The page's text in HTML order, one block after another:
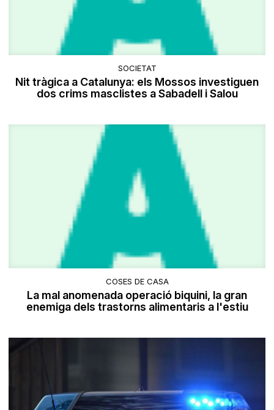
SOCIETAT
Nit tràgica a Catalunya: els Mossos investiguen
dos crims masclistes a Sabadell i Salou
COSES DE CASA
La mal anomenada operació biquini, la gran
enemiga dels trastorns alimentaris a l'estiu